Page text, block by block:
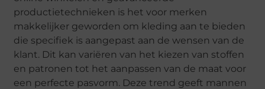
productietechnieken is het voor merken
makkelijker geworden om kleding aan te bieden
die specifiek is aangepast aan de wensen van de
klant. Dit kan variëren van het kiezen van stoffen
en patronen tot het aanpassen van de maat voor
een perfecte pasvorm. Deze trend geeft mannen